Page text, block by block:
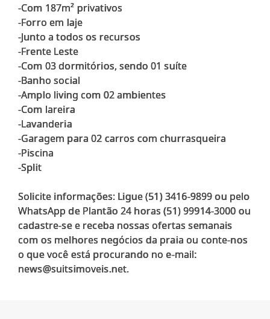
-Com 187m² privativos
-Forro em laje
-Junto a todos os recursos
-Frente Leste
-Com 03 dormitórios, sendo 01 suíte
-Banho social
-Amplo living com 02 ambientes
-Com lareira
-Lavanderia
-Garagem para 02 carros com churrasqueira
-Piscina
-Split
Solicite informações: Ligue (51) 3416-9899 ou pelo
WhatsApp de Plantão 24 horas (51) 99914-3000 ou
cadastre-se e receba nossas ofertas semanais
com os melhores negócios da praia ou conte-nos
o que você está procurando no e-mail: